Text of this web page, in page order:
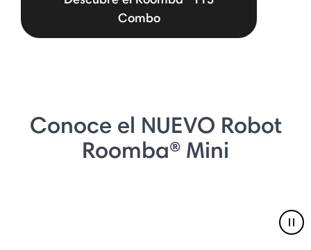
Combo
Conoce el NUEVO Robot
Roomba® Mini